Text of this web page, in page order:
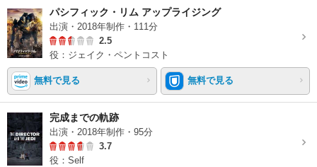
パシフィック・リム アップライジング
出演・2018年制作・111分
2.5
役：ジェイク・ペントコスト
無料で見る 無料で見る
完成までの軌跡
出演・2018年制作・95分
3.7
役：Self